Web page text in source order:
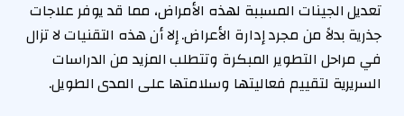
تعديل الجينات المسببة لهذه الأمراض، مما قد يوفر علاجات
جذرية بدلاً من مجرد إدارة الأعراض. إلا أن هذه التقنيات لا تزال
في مراحل التطوير المبكرة وتتطلب المزيد من الدراسات
السريرية لتقييم فعاليتها وسلامتها على المدى الطويل.